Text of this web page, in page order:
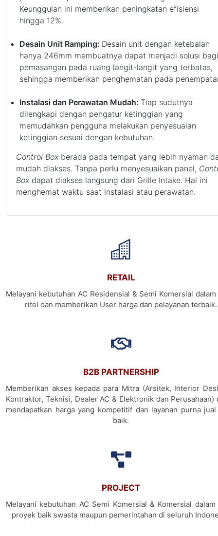
Keunggulan ini memberikan peningkatan efisiensi
hingga 12%.
Desain Unit Ramping: Desain unit dengan ketebalan
hanya 246mm membuatnya dapat menjadi solusi bagi
pemasangan pada ruang langit-langit yang terbatas,
sehingga memberikan penghematan pada
Instalasi dan Perawatan Mudah: Tiap sudutnya
dilengkapi dengan pengatur ketinggian yang
memudahkan pengguna melakukan penyesuaian
ketinggian sesuai dengan kebutuhan.
Control Box berada pada tempat yang lebih nyaman
mudah diakses. Tanpa perlu menyesuaikan panel,
Box dapat diakses langsung dari Grille Intake. Hal ini
menghemat waktu saat instalasi atau perawatan.
RETAIL
Melayani kebutuhan AC Residensial & Semi Komersial dalam
ritel dan memberikan User harga dan pelayanan terbaik.
B2B PARTNERSHIP
Memberikan akses kepada para Mitra (Arsitek, Interior
Kontraktor, Teknisi, Dealer AC & Elektronik dan Perusahaan)
mendapatkan harga yang kompetitif dan layanan purna
baik.
PROJECT
Melayani kebutuhan AC Semi Komersial & Komersial dalam
proyek baik swasta maupun pemerintahan di seluruh